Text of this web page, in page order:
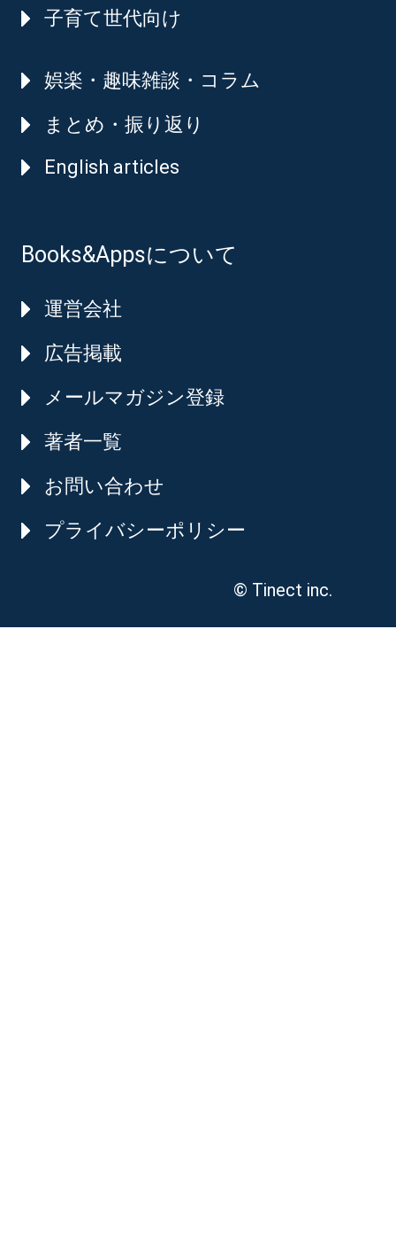
子育て世代向け
娯楽・趣味雑談・コラム
まとめ・振り返り
English articles
Books&Appsについて
運営会社
広告掲載
メールマガジン登録
著者一覧
お問い合わせ
プライバシーポリシー
© Tinect inc.